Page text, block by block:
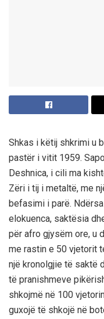
Shkas i këtij shkrimi u
pastër i vitit 1959.
Deshnica, i cili ma
Zëri i tij i metaltë, me
befasimi i parë.
elokuenca, saktësia
për afro gjysëm ore, u
me rastin e 50 vjetorit
një kronolgjie të saktë
të pranishmeve
shkojmë në 100
guxojë të shkojë në